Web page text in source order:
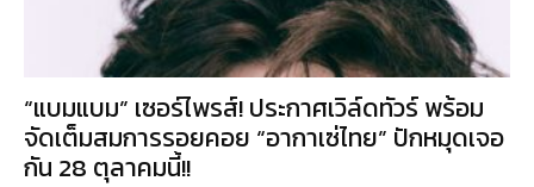
“แบมแบม” เซอร์ไพรส์! ประกาศเวิล์ดทัวร์ พร้อม
จัดเต็มสมการรอยคอย “อากาเซ่ไทย” ปักหมุดเจอ
กัน 28 ตุลาคมนี้!!